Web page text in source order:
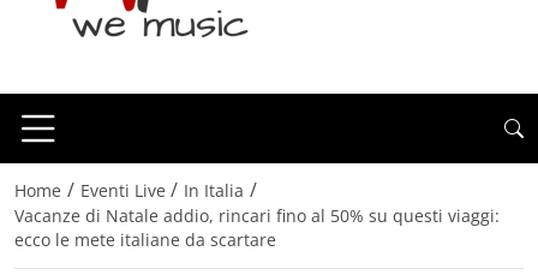
Home / Eventi Live / In Italia /
Vacanze di Natale addio, rincari fino al 50% su questi viaggi:
ecco le mete italiane da scartare